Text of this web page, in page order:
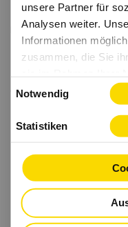
unsere Partner für
Analysen weiter.
Informationen
zusammen, die Sie
haben.
Notwendig
Statistiken